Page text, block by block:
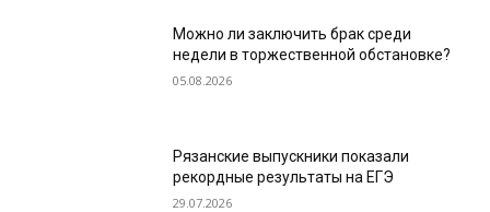
Можно ли заключить брак среди
недели в торжественной обстановке?
05.08.2026
Рязанские выпускники показали
рекордные результаты на ЕГЭ
29.07.2026